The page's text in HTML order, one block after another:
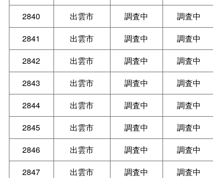
2840
出雲市 調査中
調査中
2841
出雲市 調査中
調査中
2842
出雲市 調査中
調査中
2843
出雲市 調査中
調査中
2844
出雲市 調査中
調査中
2845
出雲市 調査中
調査中
2846
出雲市 調査中
調査中
2847
出雲市 調査中
調査中